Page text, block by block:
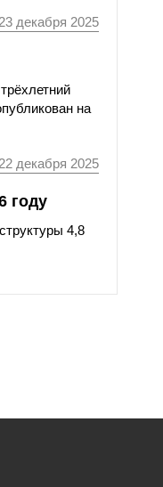
декабря 2025
на
декабря 2025
году
4,8